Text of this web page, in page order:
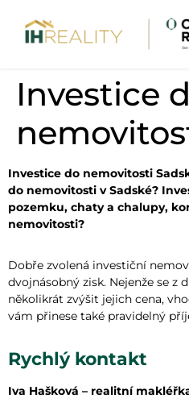
Investice
Investice do nemovitosti
do nemovitosti v Sadské?
pozemku, chaty a chalupy,
nemovitosti?
Dobře zvolená investiční
dvojnásobný zisk. Nejenže se z
několikrát zvýšit jejich cena,
vám přinese také pravidelný
Rychlý kontakt
Iva Hašková – realitní